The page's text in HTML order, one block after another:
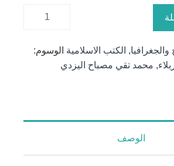
كمية بارقة
والجغرافيا, الكتب الاسلامية الوسوم:
, محمد تقي مصباح اليزدي
الوصف